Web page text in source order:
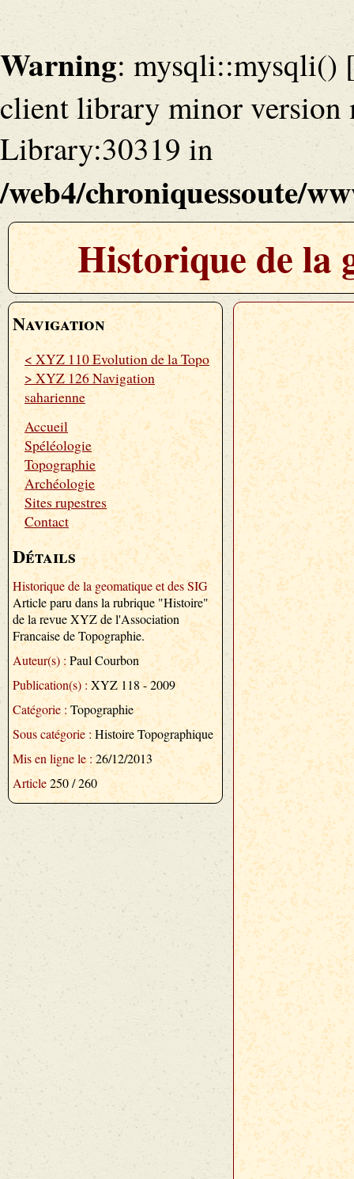
Warning: mysqli::mysqli()
client library minor version
Library:30319 in
/web4/chroniquessoute/
Historique de la
Navigation
< XYZ 110 Evolution de la Topo
> XYZ 126 Navigation
saharienne
Accueil
Spéléologie
Topographie
Archéologie
Sites rupestres
Contact
Détails
Historique de la geomatique et des SIG
Article paru dans la rubrique "Histoire"
de la revue XYZ de l'Association
Francaise de Topographie.
Auteur(s) : Paul Courbon
Publication(s) :XYZ 118 - 2009
Catégorie : Topographie
Sous catégorie :Histoire Topographique
Mis en ligne le :26/12/2013
Article250 / 260